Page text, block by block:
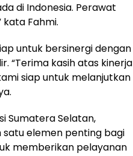
di Indonesia. Perawat
kata Fahmi.
untuk bersinergi dengan
“Terima kasih atas kinerja
siap untuk melanjutkan
Sumatera Selatan,
satu elemen penting bagi
memberikan pelayanan